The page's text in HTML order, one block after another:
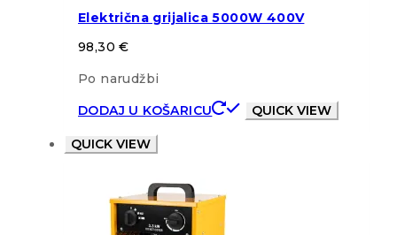
Električna grijalica 5000W 400V
98,30€
Po narudžbi
DODAJ U KOŠARICU
QUICK VIEW
QUICK VIEW